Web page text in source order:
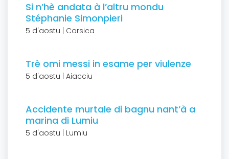
Si n’hè andata à l’altru mondu
Stéphanie Simonpieri
5 d'aostu | Corsica
Trè omi messi in esame per viulenze
5 d'aostu | Aiacciu
Accidente murtale di bagnu nant’à a
marina di Lumiu
5 d'aostu | Lumiu